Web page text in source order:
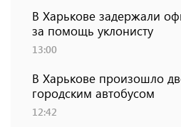
В Харькове задержали
за помощь уклонисту
13:00
В Харькове произошло
городским автобусом
12:42